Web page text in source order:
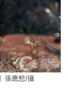
張應想/攝